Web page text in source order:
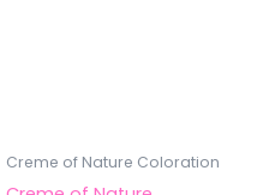
Creme of Nature Coloration